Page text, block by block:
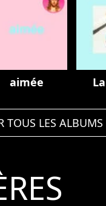
aimée
TOUS LES ALBUMS